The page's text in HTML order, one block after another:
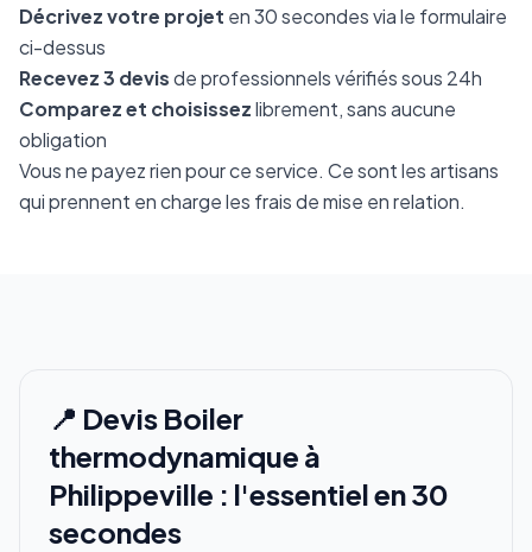
Décrivez votre projet en 30 secondes via le formulaire
ci-dessus
Recevez 3 devisde professionnels vérifiés sous 24h
Comparez et choisissezlibrement, sans aucune
obligation
Vous ne payez rien pour ce service. Ce sont les artisans
qui prennent en charge les frais de mise en relation.
📍 Devis Boiler
thermodynamique à
Philippeville : l'essentiel en 30
secondes